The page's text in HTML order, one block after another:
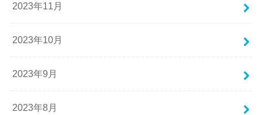
2023年11月
2023年10月
2023年9月
2023年8月